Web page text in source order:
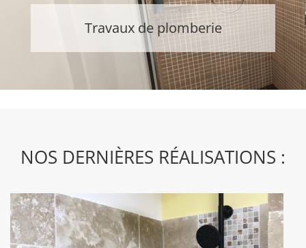
Travaux de plomberie
NOS DERNIÈRES RÉALISATIONS :